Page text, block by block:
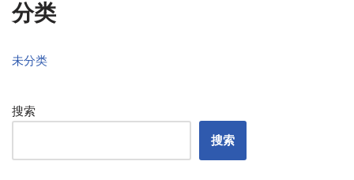
分类
未分类
搜索
搜索